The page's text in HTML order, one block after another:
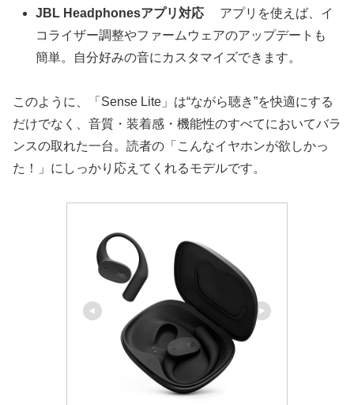
JBL Headphonesアプリ対応 アプリを使えば、イ
コライザー調整やファームウェアのアップデートも
簡単。自分好みの音にカスタマイズできます。
このように、「Sense Lite」は“ながら聴き”を快適にする
だけでなく、音質・装着感・機能性のすべてにおいてバラ
ンスの取れた一台。読者の「こんなイヤホンが欲しかっ
た！」にしっかり応えてくれるモデルです。